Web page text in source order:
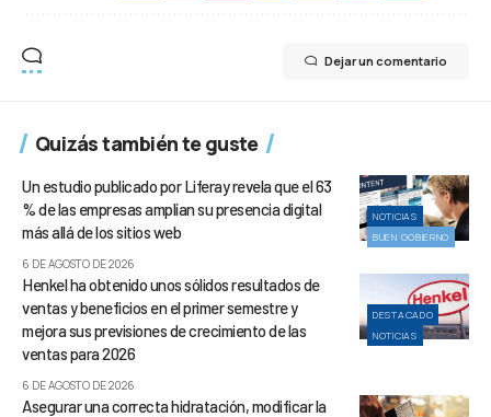
Dejar un comentario
Quizás también te guste
NOTICIAS
BUEN GOBIERNO
Un estudio publicado por Liferay revela que el 63
% de las empresas amplían su presencia digital
más allá de los sitios web
6 DE AGOSTO DE 2026
DESTACADO
NOTICIAS
Henkel ha obtenido unos sólidos resultados de
ventas y beneficios en el primer semestre y
mejora sus previsiones de crecimiento de las
ventas para 2026
6 DE AGOSTO DE 2026
Asegurar una correcta hidratación, modificar la